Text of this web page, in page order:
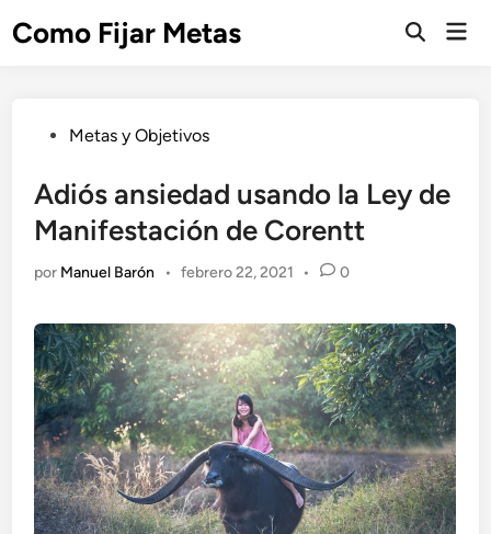
Como Fijar Metas
Abrir
Publicado
Metas y Objetivos
Adiós ansiedad usando la Ley de
Manifestación de Corentt
por Manuel Barón • febrero 22, 2021 • 0